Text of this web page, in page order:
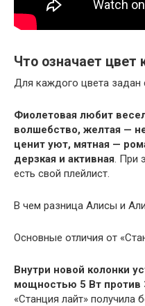
Что означает цвет
Для каждого цвета задан
Фиолетовая любит
волшебство, желтая —
ценит уют, мятная —
дерзкая и активная. При
есть свой плейлист.
В чем разница Алисы и
Основные отличия от
Внутри новой колонки
мощностью 5 Вт против
«Станция лайт» получила